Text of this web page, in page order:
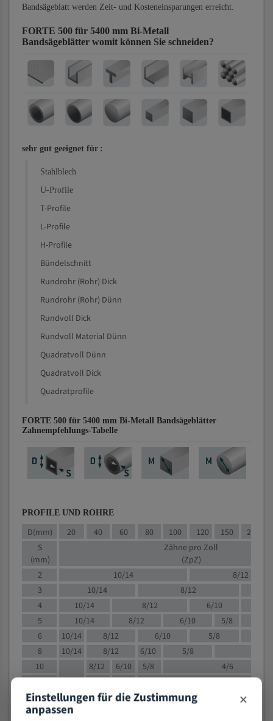
Bandsägeblatt werden Zeit- und Kosteneinsparungen erreicht.
FORTE 500 für 5400 mm Bi-Metall
Bandsägeblätter womit können Sie schneiden?
sehr gut geeignet für :
Stahlblech
U-Profile
T-Profile
L-Profile
H-Profile
Bündelschnitt
Rundrohr (Rohr) Dick
Rundrohr (Rohr) Dünn
Rundvoll Dick
Rundvoll Material Dünn
Quadratvoll Dünn
Quadratvoll Dick
Quadratprofile
FORTE 500 für 5400 mm Bi-Metall Bandsägeblätter
Zahnempfehlungs-Tabelle
PROFILE UND ROHRE
D(mm) 20 40 60 80 100 120 150 200
S
(mm)
Zähne pro Zoll
(ZpZ)
2
10/14
8/12
3
10/14 8/12
4
10/14 8/12 6/10
5
10/14 8/12 6/10
5/8
6
10/14 8/12 6/10
5/8
8
10/14 8/12 6/10 5/8
10
8/12 6/10 5/8
4/6
15
8/12 6/10
4/5
20
Einstellungen für die Zustimmung
anpassen ×